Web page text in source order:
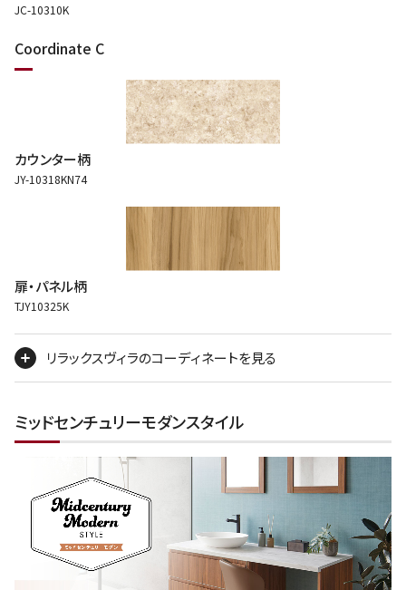
JC-10310K
Coordinate C
カウンター柄
JY-10318KN74
扉・パネル柄
TJY10325K
リラックスヴィラのコーディネートを見る
ミッドセンチュリーモダンスタイル